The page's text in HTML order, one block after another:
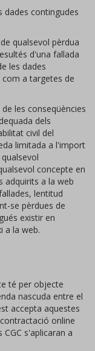
dades contingudes
qualsevol pèrdua
d'una fallada
les dades
a targetes de
les conseqüències
dels
civil del
limitada a l'import
concepte en
adquirits a la web
lentitud
se pèrdues de
existir en
a la web.
té per objecte
nascuda entre el
accepta aquestes
online
s'aplicaran a